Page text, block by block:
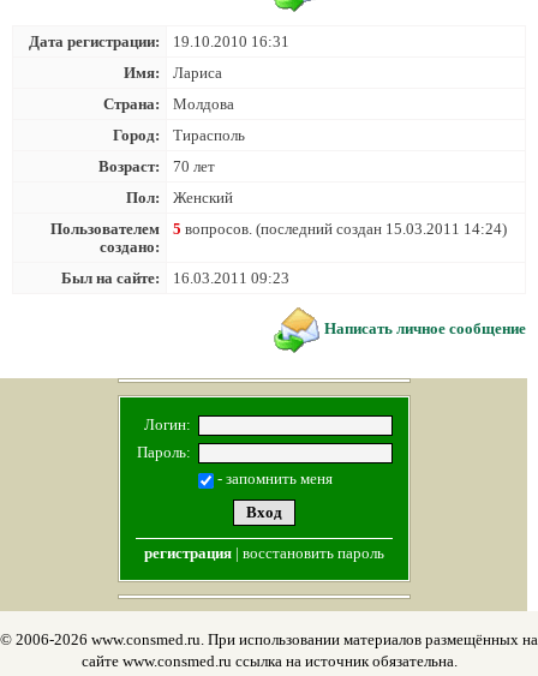
Дата регистрации:
19.10.2010 16:31
Имя:
Лариса
Страна:
Молдова
Город:
Тирасполь
Возраст:
70 лет
Пол:
Женский
Пользователем
создано:
5 вопросов. (последний создан 15.03.2011 14:24)
Был на сайте: 16.03.2011 09:23
Написать личное сообщение
Логин:
Пароль:
- запомнить меня
регистрация| восстановить пароль
© 2006-2026 www.consmed.ru. При использовании материалов размещённых на
сайте www.consmed.ru ссылка на источник обязательна.